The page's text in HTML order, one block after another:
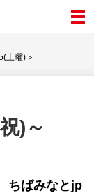
土曜)＞
)～
ちばみなとjp